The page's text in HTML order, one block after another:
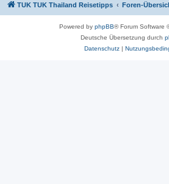
TUK TUK Thailand Reisetipps Foren-
Powered by phpBB® Forum Software
Deutsche Übersetzung durch
Datenschutz|